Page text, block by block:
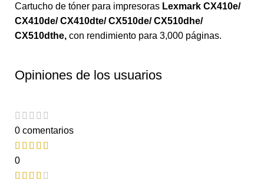
Cartucho de tóner para impresoras Lexmark CX410e/
CX410de/ CX410dte/ CX510de/ CX510dhe/
CX510dthe, con rendimiento para 3,000 páginas.
Opiniones de los usuarios
0 comentarios
0